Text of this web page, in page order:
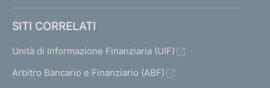
SITI CORRELATI
Unità di Informazione Finanziaria (UIF)
Arbitro Bancario e Finanziario (ABF)